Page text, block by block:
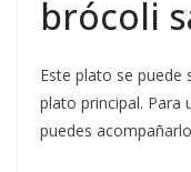
brócoli
Este plato se puede
plato principal. Para
puedes